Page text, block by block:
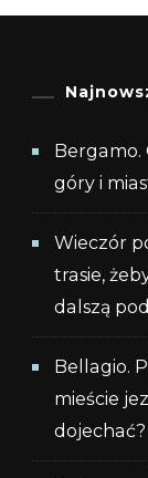
Bergamo.
góry i
Wieczór
trasie,
dalszą
Bellagio.
mieście
dojechać?